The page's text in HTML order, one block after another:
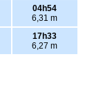
04h54
6,31 m
17h33
6,27 m